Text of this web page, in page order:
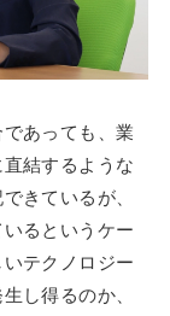
あっても、業
結するような
きているが、
るというケー
テクノロジー
し得るのか、